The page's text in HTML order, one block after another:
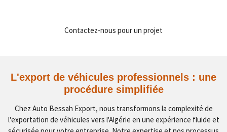
Contactez-nous pour un projet
L'export de véhicules professionnels : une
procédure simplifiée
Chez Auto Bessah Export, nous transformons la complexité de
l'exportation de véhicules vers l'Algérie en une expérience fluide et